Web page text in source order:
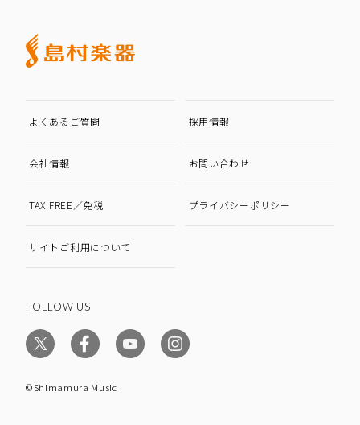
よくあるご質問 採用情報
会社情報 お問い合わせ
TAX FREE／免税 プライバシーポリシー
サイトご利用について
FOLLOW US
©Shimamura Music